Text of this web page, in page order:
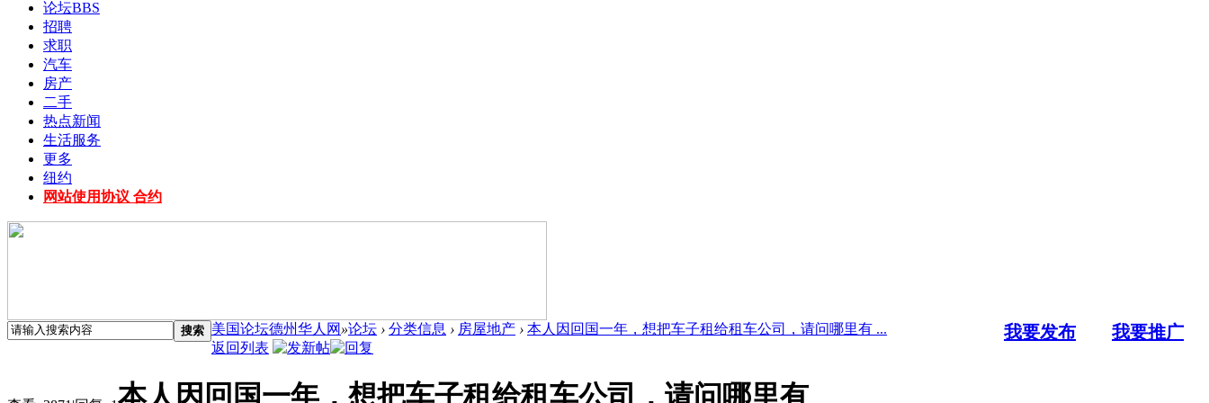
论坛BBS
招聘
求职
汽车
房产
二手
热点新闻
生活服务
更多
纽约
网站使用协议 合约
搜索 我要发布 我要推广
美国论坛德州华人网 »论坛 › 分类信息 › 房屋地产 › 本人因回国一年，想把车子租给租车公司，请问哪里有 ...
返回列表
本人因回国一年，想把车子租给租车公司，请问哪里有